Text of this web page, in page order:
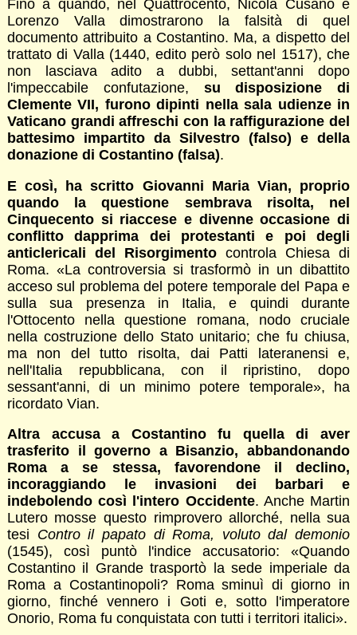
Fino a quando, nel Quattrocento, Nicola Cusano e
Lorenzo Valla dimostrarono la falsità di quel
documento attribuito a Costantino. Ma, a dispetto del
trattato di Valla (1440, edito però solo nel 1517), che
non lasciava adito a dubbi, settant'anni dopo
l'impeccabile confutazione, su disposizione di
Clemente VII, furono dipinti nella sala udienze in
Vaticano grandi affreschi con la raffigurazione del
battesimo impartito da Silvestro (falso) e della
donazione di Costantino (falsa).
E così, ha scritto Giovanni Maria Vian, proprio
quando la questione sembrava risolta, nel
Cinquecento si riaccese e divenne occasione di
conflitto dapprima dei protestanti e poi degli
anticlericali del Risorgimento controla Chiesa di
Roma. «La controversia si trasformò in un dibattito
acceso sul problema del potere temporale del Papa e
sulla sua presenza in Italia, e quindi durante
l'Ottocento nella questione romana, nodo cruciale
nella costruzione dello Stato unitario; che fu chiusa,
ma non del tutto risolta, dai Patti lateranensi e,
nell'Italia repubblicana, con il ripristino, dopo
sessant'anni, di un minimo potere temporale», ha
ricordato Vian.
Altra accusa a Costantino fu quella di aver
trasferito il governo a Bisanzio, abbandonando
Roma a se stessa, favorendone il declino,
incoraggiando le invasioni dei barbari e
indebolendo così l'intero Occidente. Anche Martin
Lutero mosse questo rimprovero allorché, nella sua
tesi Contro il papato di Roma, voluto dal demonio
(1545), così puntò l'indice accusatorio: «Quando
Costantino il Grande trasportò la sede imperiale da
Roma a Costantinopoli? Roma sminuì di giorno in
giorno, finché vennero i Goti e, sotto l'imperatore
Onorio, Roma fu conquistata con tutti i territori italici».